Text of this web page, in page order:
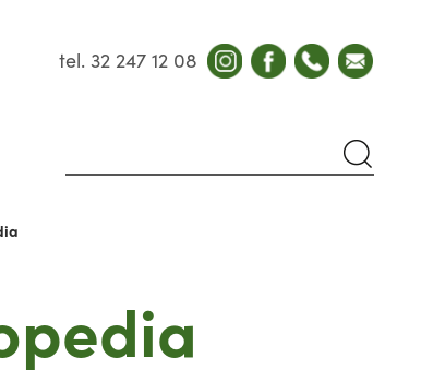
tel. 32 247 12 08